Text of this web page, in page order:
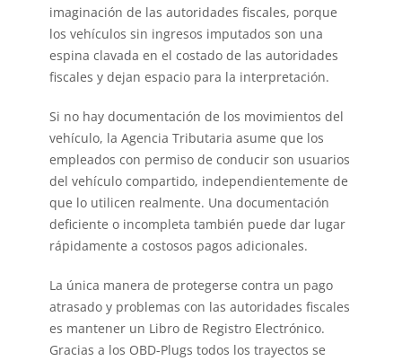
imaginación de las autoridades fiscales, porque
los vehículos sin ingresos imputados son una
espina clavada en el costado de las autoridades
fiscales y dejan espacio para la interpretación.
Si no hay documentación de los movimientos del
vehículo, la Agencia Tributaria asume que los
empleados con permiso de conducir son usuarios
del vehículo compartido, independientemente de
que lo utilicen realmente. Una documentación
deficiente o incompleta también puede dar lugar
rápidamente a costosos pagos adicionales.
La única manera de protegerse contra un pago
atrasado y problemas con las autoridades fiscales
es mantener un Libro de Registro Electrónico.
Gracias a los OBD-Plugs todos los trayectos se